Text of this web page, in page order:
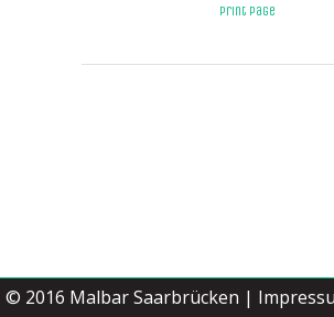
Jetzt
Print page
© 2016 Malbar Saarbrücken |